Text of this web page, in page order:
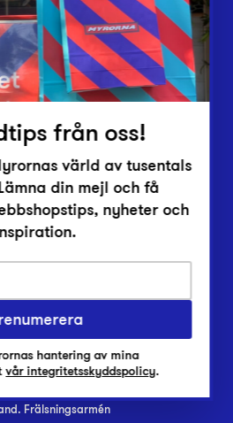
leverans eller retur?
Frälsningsarmén
från oss!
värld av tusentals
din mejl och få
nyheter och
hantering av mina
vår integritetsskyddspolicy.